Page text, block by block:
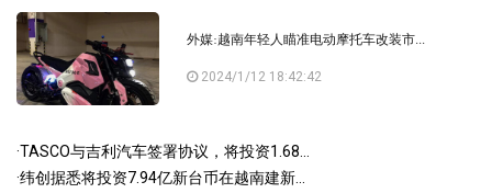
外媒:越南年轻人瞄准电动摩托车改装市...
2024/1/12 18:42:42
·TASCO与吉利汽车签署协议，将投资1.68...
·纬创据悉将投资7.94亿新台币在越南建新...